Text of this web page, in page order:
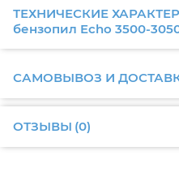
ТЕХНИЧЕСКИЕ
бензопил Echo 3500-
САМОВЫВОЗ И
ОТЗЫВЫ (0)